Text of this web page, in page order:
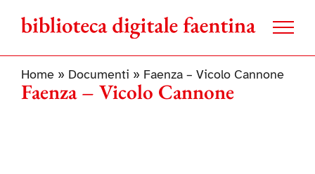
contenuto
Home» Documenti » Faenza – Vicolo Cannone
Faenza – Vicolo Cannone